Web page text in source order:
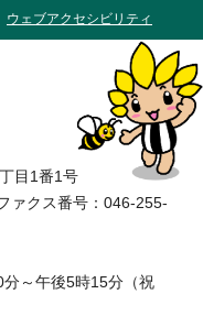
ウェブアクセシビリティ
目1番1号
クス番号：046-255-
～午後5時15分（祝